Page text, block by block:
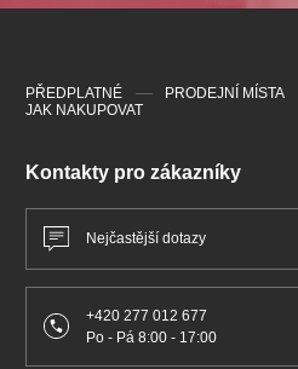
Kontakty pro zákazníky
Nejčastější dotazy
+420 277 012 677
Po - Pá 8:00 - 17:00
PŘEDPLATNÉ PRODEJNÍ MÍSTA
JAK NAKUPOVAT